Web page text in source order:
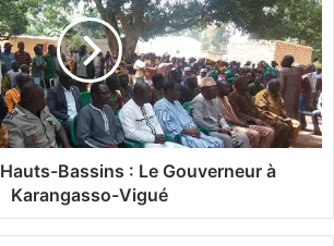
Bassins : Le Gouverneur à
Karangasso-Vigué